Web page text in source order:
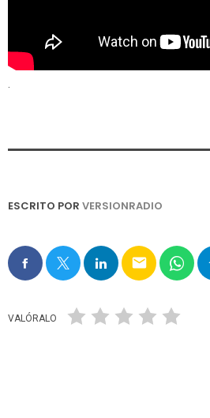
.
ESCRITO POR VERSIONRADIO
email
VALÓRALO